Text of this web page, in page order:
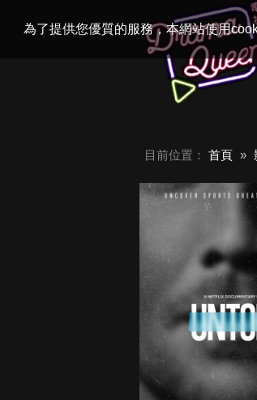
為了提供您優質的服務，本網站使用
目前位置： 首頁